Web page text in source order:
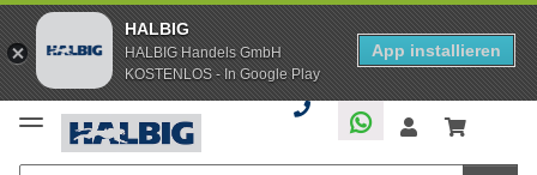
HALBIG
HALBIG Handels GmbH
KOSTENLOS - In Google Play
App installieren